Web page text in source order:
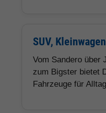
SUV,
Vom Sandero über
zum Bigster bietet
Fahrzeuge für